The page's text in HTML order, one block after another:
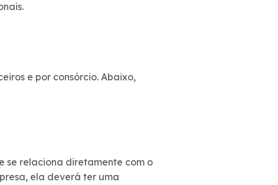
e por consórcio. Abaixo,
relaciona diretamente com o
ela deverá ter uma